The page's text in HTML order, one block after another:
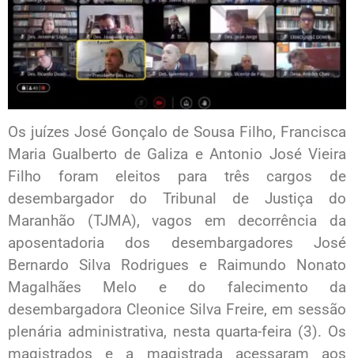
Os juízes José Gonçalo de Sousa Filho, Francisca
Maria Gualberto de Galiza e Antonio José Vieira
Filho foram eleitos para três cargos de
desembargador do Tribunal de Justiça do
Maranhão (TJMA), vagos em decorrência da
aposentadoria dos desembargadores José
Bernardo Silva Rodrigues e Raimundo Nonato
Magalhães Melo e do falecimento da
desembargadora Cleonice Silva Freire, em sessão
plenária administrativa, nesta quarta-feira (3). Os
magistrados e a magistrada acessaram aos